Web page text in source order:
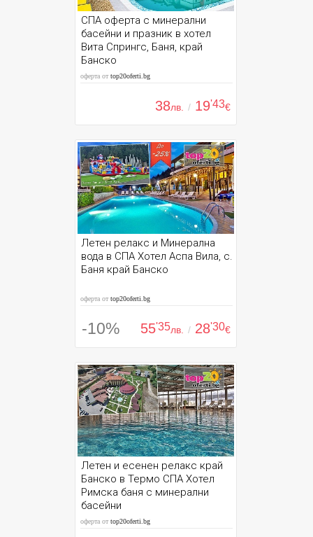
СПА оферта с минерални
басейни и празник в хотел
Вита Спрингс, Баня, край
Банско
оферта отtop20oferti.bg
38лв. / 19'43€
Летен релакс и Минерална
вода в СПА Хотел Аспа Вила, с.
Баня край Банско
оферта отtop20oferti.bg
-10% 55'35лв. / 28'30€
Летен и есенен релакс край
Банско в Термо СПА Хотел
Римска баня с минерални
басейни
оферта отtop20oferti.bg